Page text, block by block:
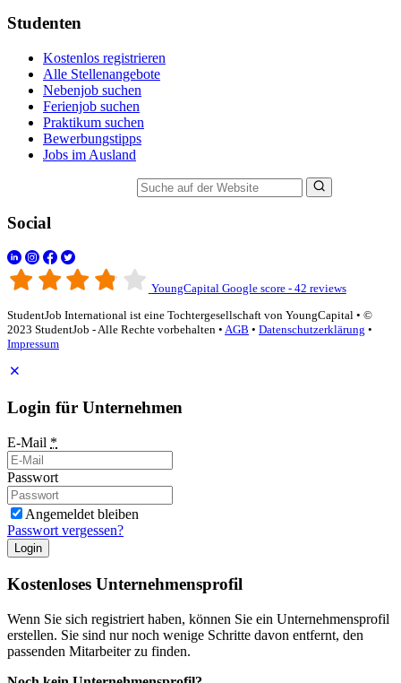
Studenten
Kostenlos registrieren
Alle Stellenangebote
Nebenjob suchen
Ferienjob suchen
Praktikum suchen
Bewerbungstipps
Jobs im Ausland
Social
YoungCapital Google score - 42 reviews
StudentJob International ist eine Tochtergesellschaft von YoungCapital • ©
2023 StudentJob - Alle Rechte vorbehalten • AGB • Datenschutzerklärung •
Impressum
Login für Unternehmen
E-Mail *
Passwort
Angemeldet bleiben
Passwort vergessen?
Login
Kostenloses Unternehmensprofil
Wenn Sie sich registriert haben, können Sie ein Unternehmensprofil
erstellen. Sie sind nur noch wenige Schritte davon entfernt, den
passenden Mitarbeiter zu finden.